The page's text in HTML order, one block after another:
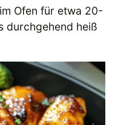
Ofen für etwa 20-
durchgehend heiß